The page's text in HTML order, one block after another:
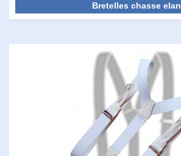
Bretelles chasse elan